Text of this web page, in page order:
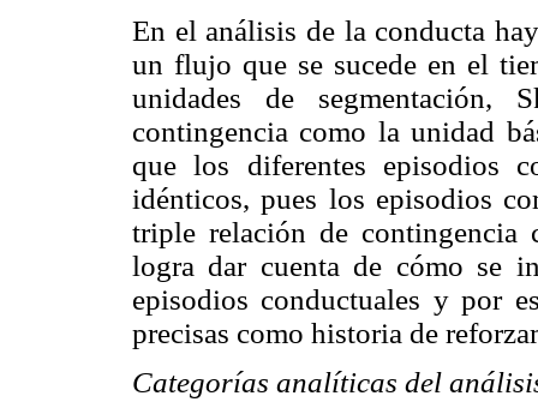
En el análisis de la conducta
un flujo que se sucede en el
unidades de
contingencia como la unidad
que los diferentes episodios
idénticos, pues los episodios
triple relación de contingencia
logra dar cuenta de cómo se
episodios conductuales y por
precisas como historia de
Categorías analíticas del